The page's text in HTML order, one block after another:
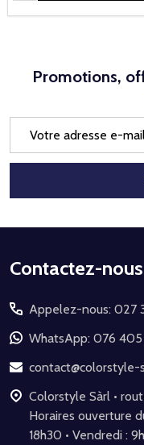
Promotions,
mail
Début
pied
de
page
Contactez-nous
Appelez-nous: 027
WhatsApp: 076 405
contact@colorstyle-
Colorstyle Sàrl • route des Rottes 8 • 1964 Conthey •
Horaires ouverture du magasin :
18h30 • Vendredi :